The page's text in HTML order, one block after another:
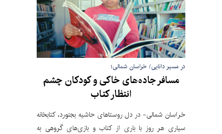
در مسیر دانایی/ خراسان شمالی؛
مسافر جاده‌های خاکی و کودکان چشم
انتظار کتاب
خراسان شمالی- در دل روستاهای حاشیه بجنورد، کتابخانه
سیاری هر روز با باری از کتاب و بازی‌های گروهی به